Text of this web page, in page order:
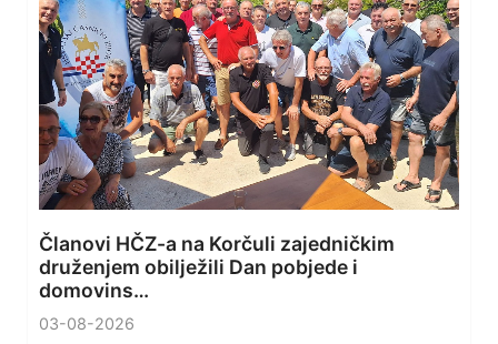
Članovi HČZ-a na Korčuli zajedničkim
druženjem obilježili Dan pobjede i
domovins…
03-08-2026